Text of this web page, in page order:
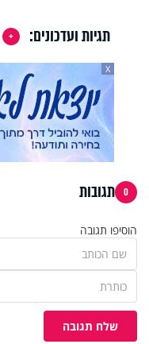
תגיות ועדכונים:
X
0 תגובות
הוסיפו תגובה
שלח תגובה